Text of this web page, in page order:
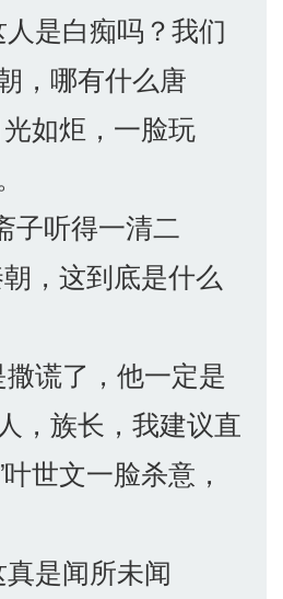
是白痴吗？我们
，哪有什么唐
如炬，一脸玩
子听得一清二
，这到底是什么
谎了，他一定是
，族长，我建议直
世文一脸杀意，
是闻所未闻